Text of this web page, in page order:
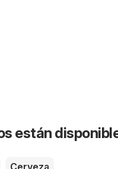
están
Cerveza